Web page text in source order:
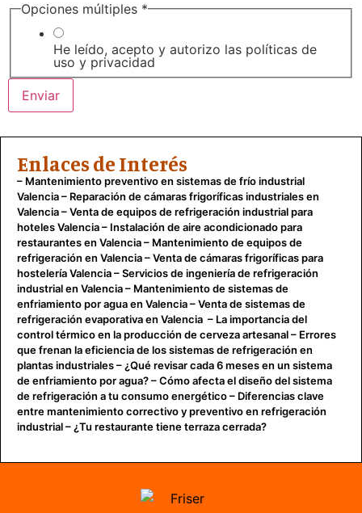
Opciones múltiples *
He leído, acepto y autorizo las políticas de
uso y privacidad
Enviar
Enlaces de Interés
– Mantenimiento preventivo en sistemas de frío industrial
Valencia– Reparación de cámaras frigoríficas industriales en
Valencia–Venta de equipos de refrigeración industrial para
hoteles Valencia– Instalación de aire acondicionado para
restaurantes en Valencia– Mantenimiento de equipos de
refrigeración en Valencia–Venta de cámaras frigoríficas para
hostelería Valencia–Servicios de ingeniería de refrigeración
industrial en Valencia– Mantenimiento de sistemas de
enfriamiento por agua en Valencia–Venta de sistemas de
refrigeración evaporativa en Valencia – La importancia del
control térmico en la producción de cerveza artesanal– Errores
que frenan la eficiencia de los sistemas de refrigeración en
plantas industriales– ¿Qué revisar cada 6 meses en un sistema
de enfriamiento por agua?–Cómo afecta el diseño del sistema
de refrigeración a tu consumo energético– Diferencias clave
entre mantenimiento correctivo y preventivo en refrigeración
industrial– ¿Tu restaurante tiene terraza cerrada?